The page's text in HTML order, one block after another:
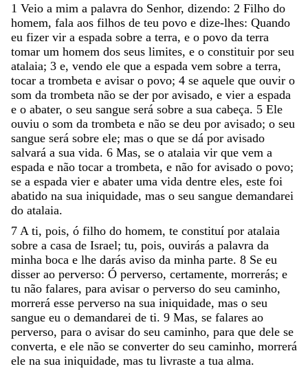
1 Veio a mim a palavra do Senhor, dizendo: 2 Filho do
homem, fala aos filhos de teu povo e dize-lhes: Quando
eu fizer vir a espada sobre a terra, e o povo da terra
tomar um homem dos seus limites, e o constituir por seu
atalaia; 3 e, vendo ele que a espada vem sobre a terra,
tocar a trombeta e avisar o povo; 4 se aquele que ouvir o
som da trombeta não se der por avisado, e vier a espada
e o abater, o seu sangue será sobre a sua cabeça. 5 Ele
ouviu o som da trombeta e não se deu por avisado; o seu
sangue será sobre ele; mas o que se dá por avisado
salvará a sua vida. 6 Mas, se o atalaia vir que vem a
espada e não tocar a trombeta, e não for avisado o povo;
se a espada vier e abater uma vida dentre eles, este foi
abatido na sua iniquidade, mas o seu sangue demandarei
do atalaia.
7 A ti, pois, ó filho do homem, te constituí por atalaia
sobre a casa de Israel; tu, pois, ouvirás a palavra da
minha boca e lhe darás aviso da minha parte. 8 Se eu
disser ao perverso: Ó perverso, certamente, morrerás; e
tu não falares, para avisar o perverso do seu caminho,
morrerá esse perverso na sua iniquidade, mas o seu
sangue eu o demandarei de ti. 9 Mas, se falares ao
perverso, para o avisar do seu caminho, para que dele se
converta, e ele não se converter do seu caminho, morrerá
ele na sua iniquidade, mas tu livraste a tua alma.